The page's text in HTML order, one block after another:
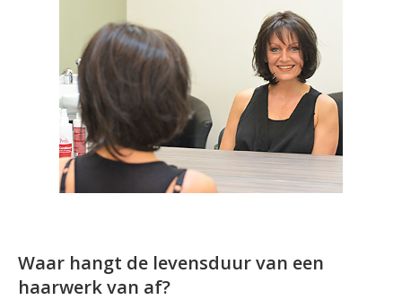
Waar hangt de levensduur van een
haarwerk van af?